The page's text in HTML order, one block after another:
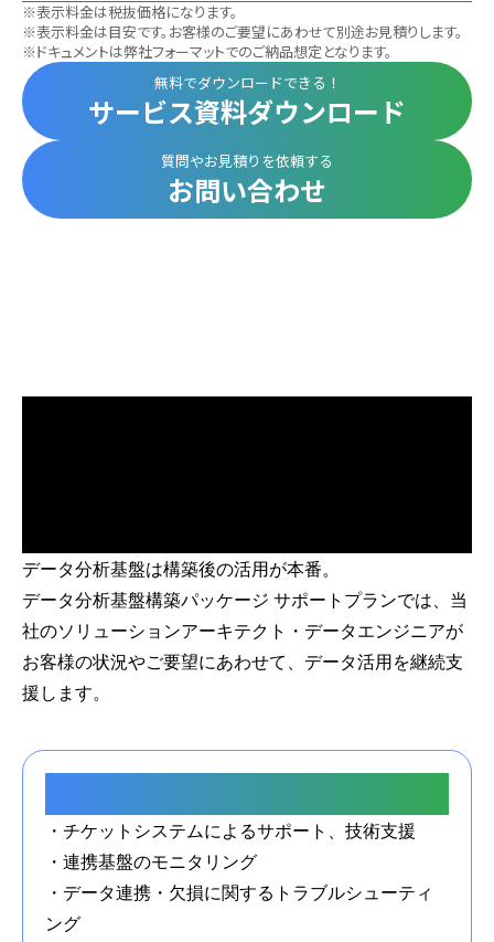
※表示料金は税抜価格になります。
※表示料金は目安です。お客様のご要望にあわせて別途お見積りします。
※ドキュメントは弊社フォーマットでのご納品想定となります。
無料でダウンロードできる！
サービス資料ダウンロード
質問やお見積りを依頼する
お問い合わせ
データ分析基盤は構築後の活用が本番。
データ分析基盤構築パッケージ サポートプランでは、当
社のソリューションアーキテクト・データエンジニアが
お客様の状況やご要望にあわせて、データ活用を継続支
援します。
・チケットシステムによるサポート、技術支援
・連携基盤のモニタリング
・データ連携・欠損に関するトラブルシューティ
ング